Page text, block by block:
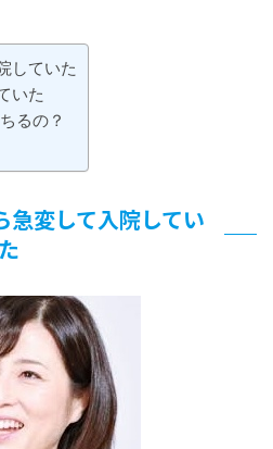
していた
いた
るの？
急変して入院してい
た